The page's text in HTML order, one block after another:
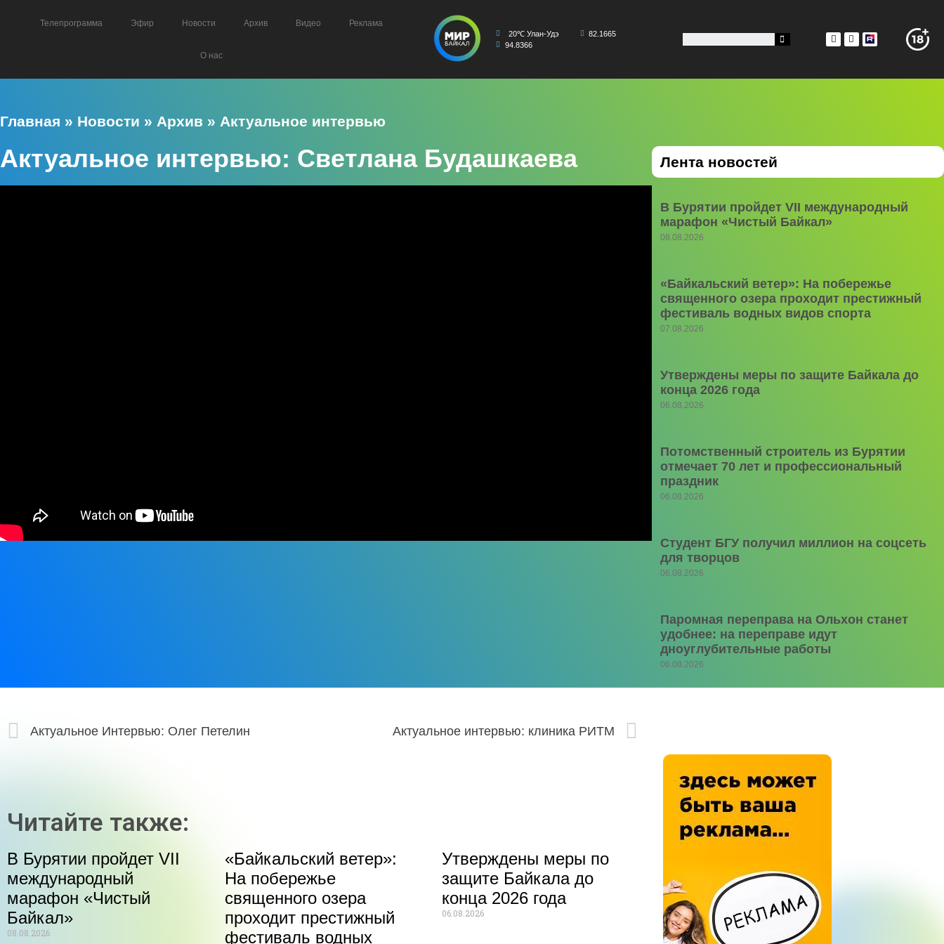
Телепрограмма Эфир Новости Архив Видео Реклама
О нас
20℃ Улан-Удэ
82.1665
94.8366
Главная » Новости » Архив » Актуальное интервью
Актуальное интервью: Светлана Будашкаева Лента новостей
В Бурятии пройдет VII международный
марафон «Чистый Байкал»
08.08.2026
«Байкальский ветер»: На побережье
священного озера проходит престижный
фестиваль водных видов спорта
07.08.2026
Утверждены меры по защите Байкала до
конца 2026 года
06.08.2026
Потомственный строитель из Бурятии
отмечает 70 лет и профессиональный
праздник
06.08.2026
Студент БГУ получил миллион на соцсеть
для творцов
06.08.2026
Паромная переправа на Ольхон станет
удобнее: на переправе идут
дноуглубительные работы
06.08.2026
Актуальное Интервью: Олег Петелин Актуальное интервью: клиника РИТМ
Читайте также:
В Бурятии пройдет VII
международный
марафон «Чистый
Байкал»
08.08.2026
«Байкальский ветер»:
На побережье
священного озера
проходит престижный
фестиваль водных
Утверждены меры по
защите Байкала до
конца 2026 года
06.08.2026